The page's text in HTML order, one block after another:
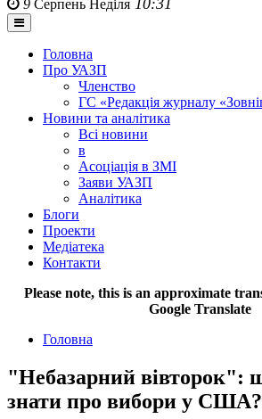
9 Серпень Неділя
Головна
Про УАЗП
Членство
ГС «Редакція журналу
Новини та аналітика
Всі новини
в
Асоціація в ЗМІ
Заяви УАЗП
Аналітика
Блоги
Проекти
Медіатека
Контакти
Please note, this is an approximate
Google Translate
Головна
"Небазарний вівторок":
знати про вибори у США?